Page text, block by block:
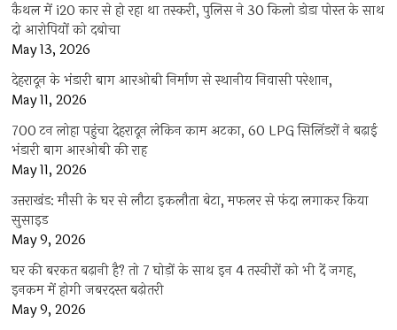
कैथल में i20 कार से हो रहा था तस्करी, पुलिस ने 30 किलो डोडा पोस्त के साथ
दो आरोपियों को दबोचा
May 13, 2026
देहरादून के भंडारी बाग आरओबी निर्माण से स्थानीय निवासी परेशान,
May 11, 2026
700 टन लोहा पहुंचा देहरादून लेकिन काम अटका, 60 LPG सिलिंडरों ने बढ़ाई
भंडारी बाग आरओबी की राह
May 11, 2026
उत्तराखंड: मौसी के घर से लौटा इकलौता बेटा, मफलर से फंदा लगाकर किया
सुसाइड
May 9, 2026
घर की बरकत बढ़ानी है? तो 7 घोड़ों के साथ इन 4 तस्वीरों को भी दें जगह,
इनकम में होगी जबरदस्त बढ़ोतरी
May 9, 2026